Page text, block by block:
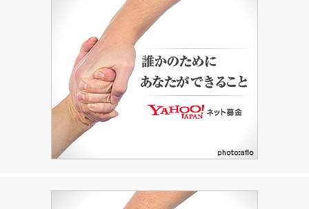
ます。 そもそも「角麩」とは一体何な
のでしょうか？ 名古屋・西区にある、
麩の専門店「麩柳（ふりゅう）商店」
で聞いてみました。 専務の新井智久さ
んによると、麩は元々中国から日本に
伝わったそう。 江戸時代には全国に知
られるようになり、次第に独特な変化
を遂げたんだとか！ 特に、京都で生ま